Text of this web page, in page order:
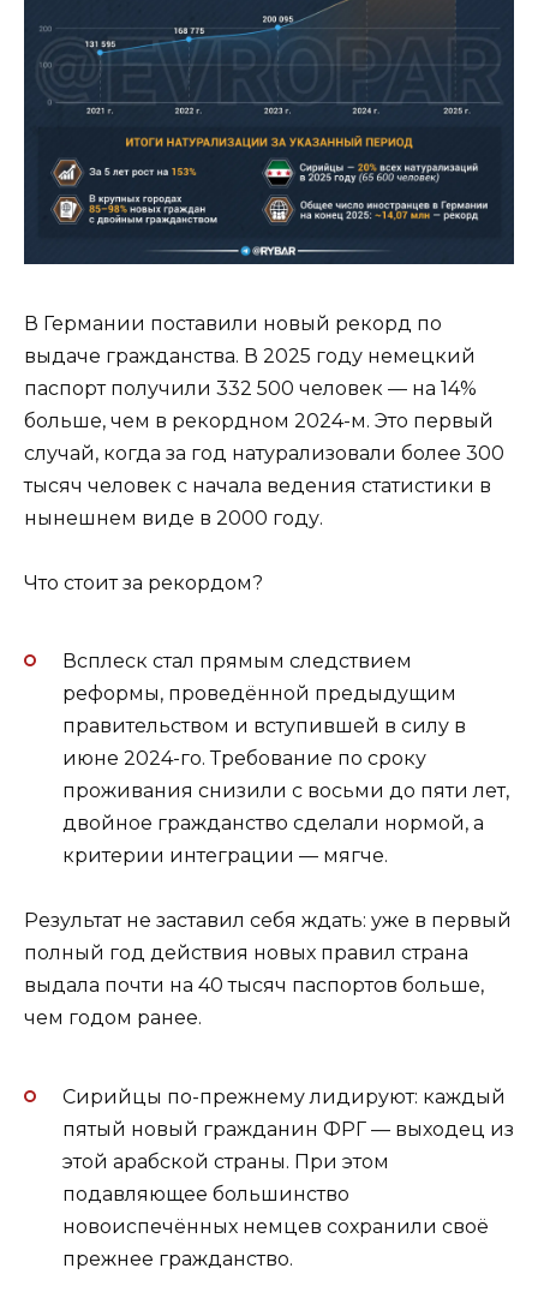
В Германии поставили новый рекорд по
выдаче гражданства. В 2025 году немецкий
паспорт получили 332 500 человек — на 14%
больше, чем в рекордном 2024-м. Это первый
случай, когда за год натурализовали более 300
тысяч человек с начала ведения статистики в
нынешнем виде в 2000 году.
Что стоит за рекордом?
Всплеск стал прямым следствием
реформы, проведённой предыдущим
правительством и вступившей в силу в
июне 2024-го. Требование по сроку
проживания снизили с восьми до пяти лет,
двойное гражданство сделали нормой, а
критерии интеграции — мягче.
Результат не заставил себя ждать: уже в первый
полный год действия новых правил страна
выдала почти на 40 тысяч паспортов больше,
чем годом ранее.
Сирийцы по-прежнему лидируют: каждый
пятый новый гражданин ФРГ — выходец из
этой арабской страны. При этом
подавляющее большинство
новоиспечённых немцев сохранили своё
прежнее гражданство.